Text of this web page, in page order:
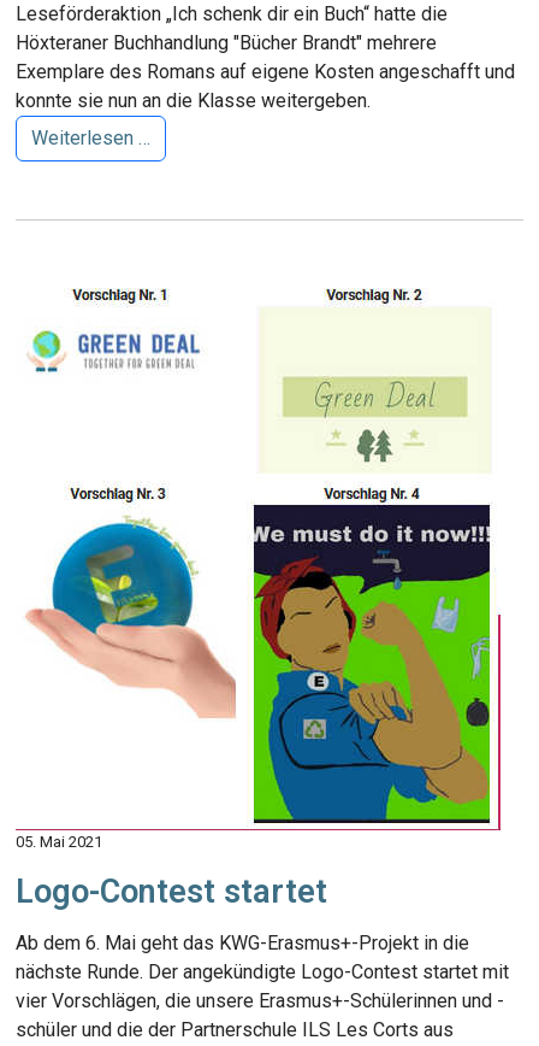
Leseförderaktion „Ich schenk dir ein Buch“ hatte die
Höxteraner Buchhandlung "Bücher Brandt" mehrere
Exemplare des Romans auf eigene Kosten angeschafft und
konnte sie nun an die Klasse weitergeben.
Weiterlesen …
05. Mai 2021
Logo-Contest startet
Ab dem 6. Mai geht das KWG-Erasmus+-Projekt in die
nächste Runde. Der angekündigte Logo-Contest startet mit
vier Vorschlägen, die unsere Erasmus+-Schülerinnen und -
schüler und die der Partnerschule ILS Les Corts aus